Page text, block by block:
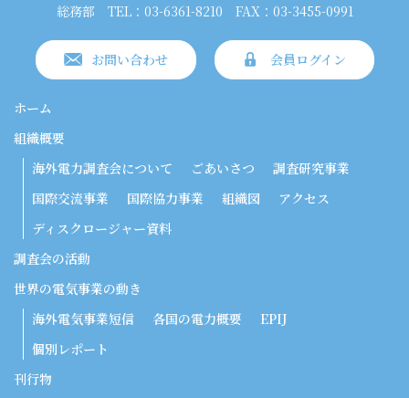
総務部
TEL：03-6361-8210 FAX：03-3455-0991
お問い合わせ 会員ログイン
ホーム
組織概要
海外電力調査会について
ごあいさつ
調査研究事業
国際交流事業
国際協力事業 組織図
アクセス
ディスクロージャー資料
調査会の活動
世界の電気事業の動き
海外電気事業短信
各国の電力概要
EPIJ
個別レポート
刊行物